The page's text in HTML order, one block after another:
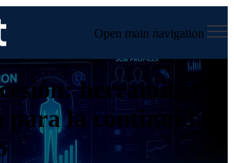
Open main navigation
herramienta
para la continuidad